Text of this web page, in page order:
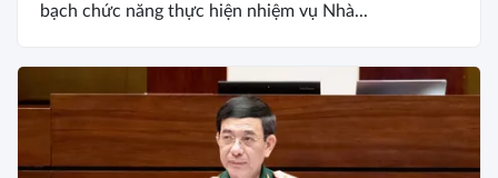
bạch chức năng thực hiện nhiệm vụ Nhà...